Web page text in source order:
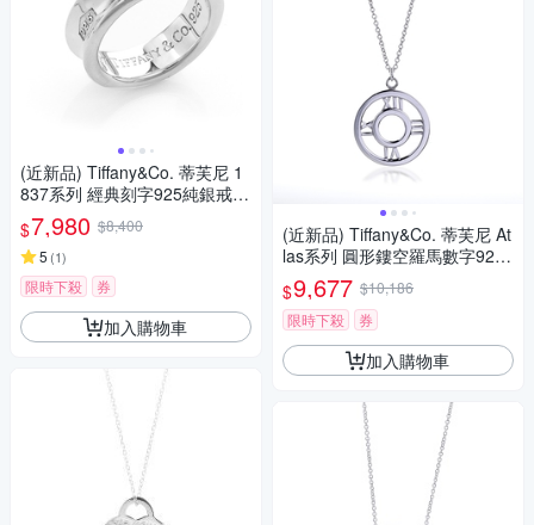
(近新品) Tiffany&Co. 蒂芙尼 1
837系列 經典刻字925純銀戒指
(寬版)
$7,980 $8,400
5 (1)
限時下殺 券
加入購物車
(近新品) Tiffany&Co. 蒂芙尼 At
las系列 圓形鏤空羅馬數字925
純銀項鍊
$9,677 $10,186
限時下殺
券
加入購物車